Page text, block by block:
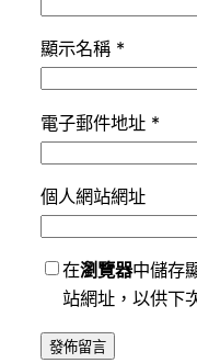
顯示名稱 *
電子郵件地址 *
個人網站網址
在瀏覽器中儲存
站網址，以供下